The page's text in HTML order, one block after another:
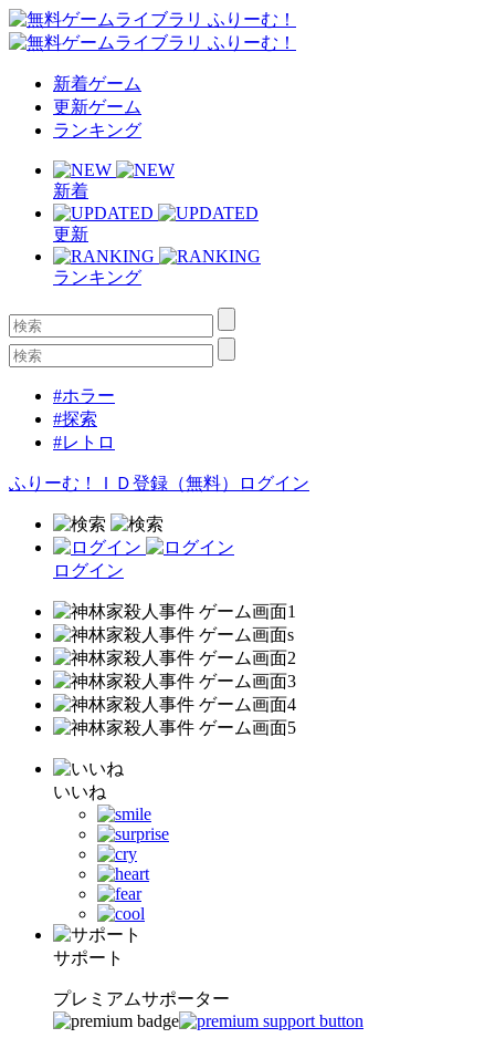
新着ゲーム
更新ゲーム
ランキング
新着
更新
ランキング
#ホラー
#探索
#レトロ
ふりーむ！ＩＤ登録（無料） ログイン
ログイン
いいね
サポート
プレミアムサポーター